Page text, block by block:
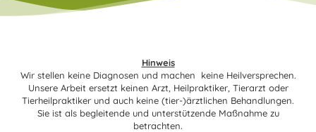
Hinweis
Wir stellen keine Diagnosen und machen keine Heilversprechen.
Unsere Arbeit ersetzt keinen Arzt, Heilpraktiker, Tierarzt oder
Tierheilpraktiker und auch keine (tier-)ärztlichen Behandlungen.
Sie ist als begleitende und unterstützende Maßnahme zu
betrachten.